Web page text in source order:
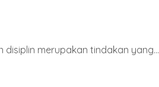
merupakan tindakan yang...